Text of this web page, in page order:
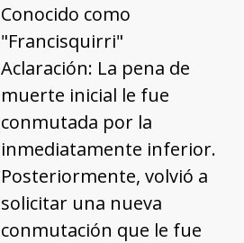
Conocido como
"Francisquirri"
Aclaración: La pena de
muerte inicial le fue
conmutada por la
inmediatamente inferior.
Posteriormente, volvió a
solicitar una nueva
conmutación que le fue